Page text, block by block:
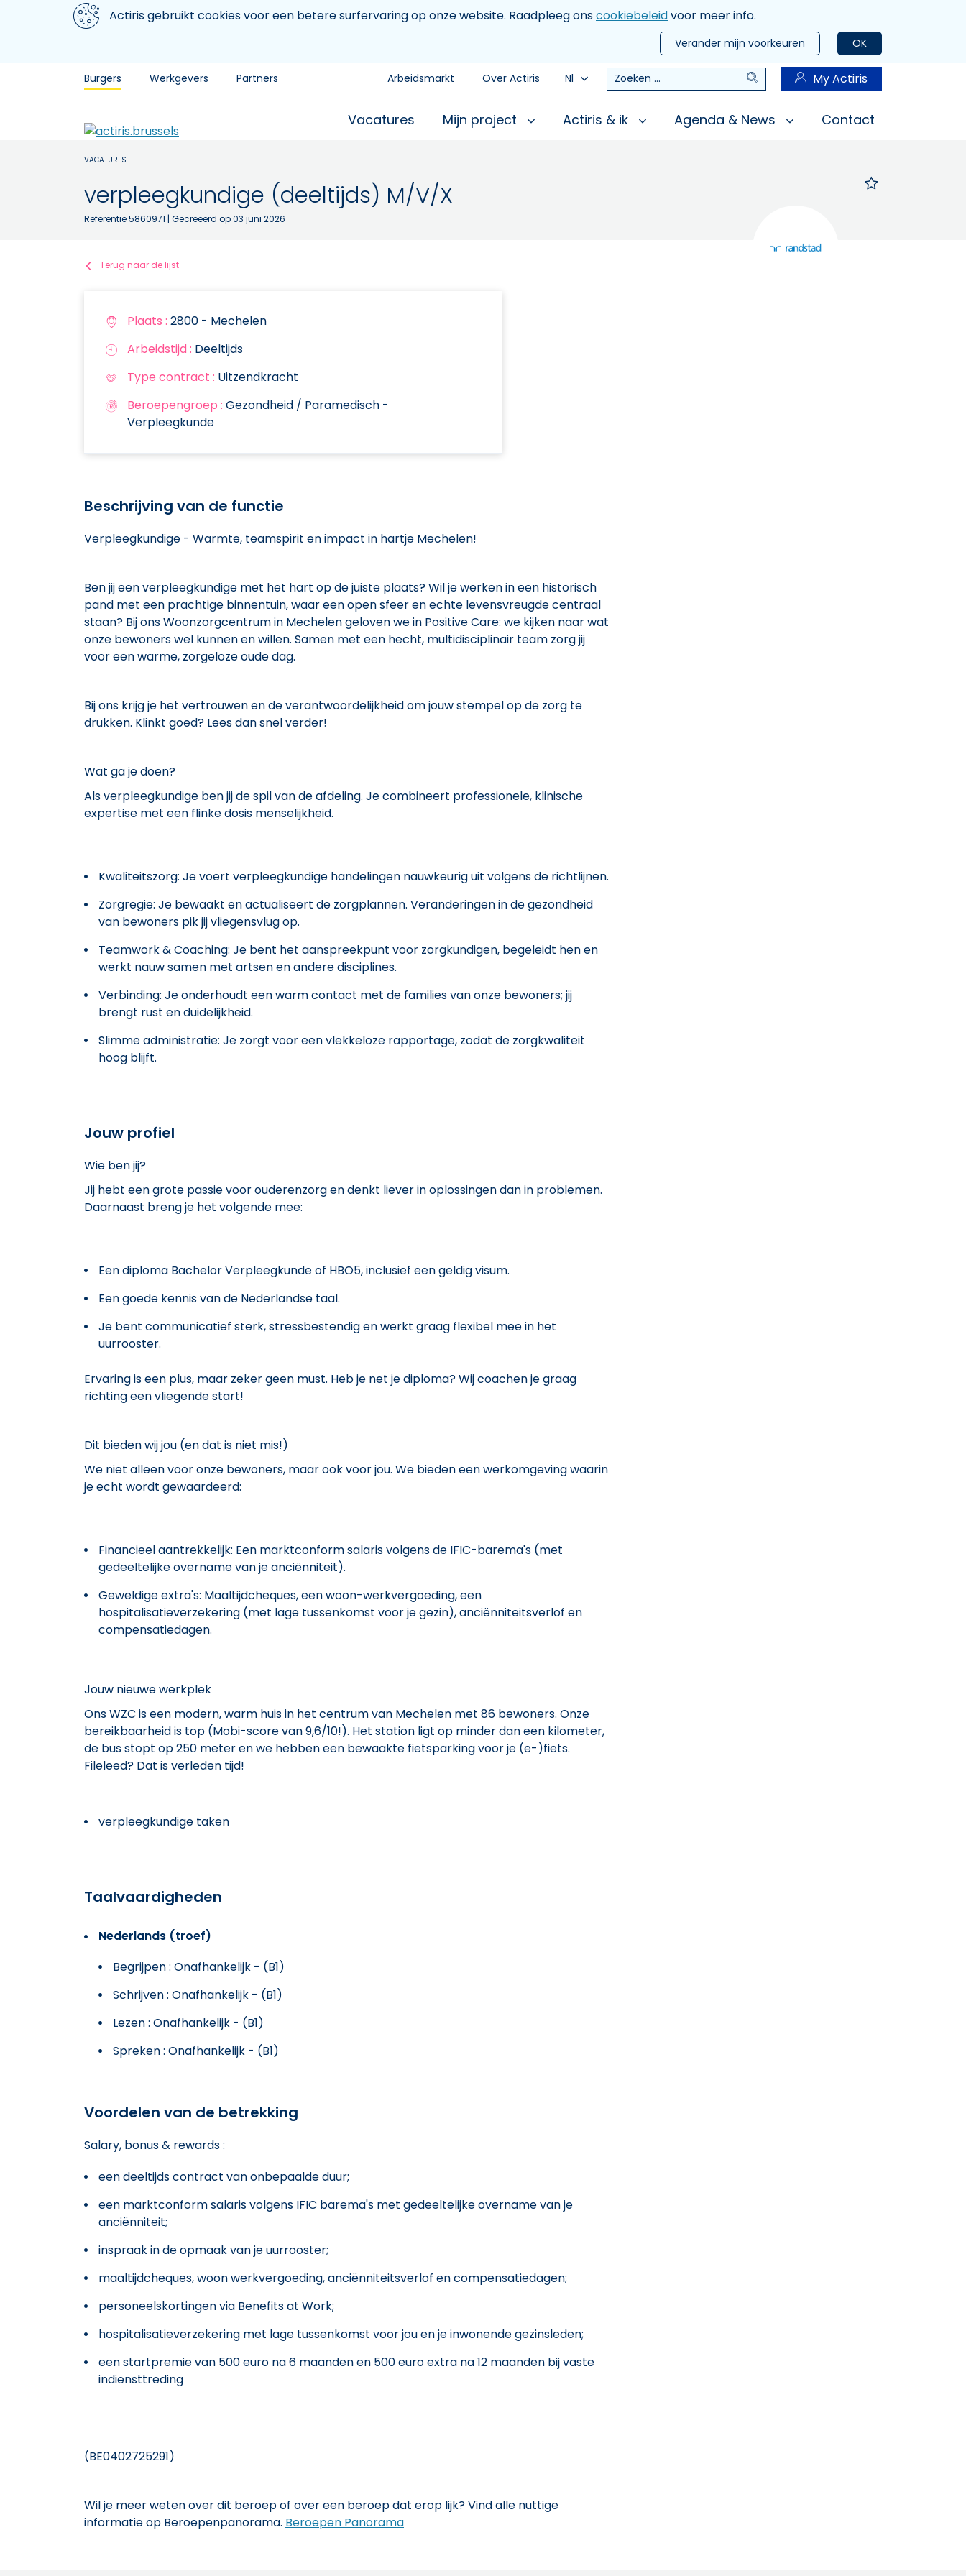
Aller au contenu principal
We gebruiken cookiesActiris gebruikt cookies voor een betere surfervaring op onze website. Raadpleeg onscookiebeleidvoor meer info.
OK
Verander mijn voorkeuren
Burgers Werkgevers Partners Arbeidsmarkt Over Actiris Nl Zoeken Zoeken My Actiris
Vacatures Mijn project Actiris & ik Agenda & News Contact
VACATURES
verpleegkundige (deeltijds) M/V/X
Referentie 5860971 | Gecreëerd op 03 juni 2026
Terug naar de lijst
Plaats : 2800 - Mechelen
Arbeidstijd : Deeltijds
Type contract : Uitzendkracht
Beroepengroep : Gezondheid / Paramedisch -
Verpleegkunde
Beschrijving van de functie
Verpleegkundige - Warmte, teamspirit en impact in hartje Mechelen!
Ben jij een verpleegkundige met het hart op de juiste plaats? Wil je werken in een historisch
pand met een prachtige binnentuin, waar een open sfeer en echte levensvreugde centraal
staan? Bij ons Woonzorgcentrum in Mechelen geloven we in Positive Care: we kijken naar wat
onze bewoners wel kunnen en willen. Samen met een hecht, multidisciplinair team zorg jij
voor een warme, zorgeloze oude dag.
Bij ons krijg je het vertrouwen en de verantwoordelijkheid om jouw stempel op de zorg te
drukken. Klinkt goed? Lees dan snel verder!
Wat ga je doen?
Als verpleegkundige ben jij de spil van de afdeling. Je combineert professionele, klinische
expertise met een flinke dosis menselijkheid.
Kwaliteitszorg: Je voert verpleegkundige handelingen nauwkeurig uit volgens de richtlijnen.
Zorgregie: Je bewaakt en actualiseert de zorgplannen. Veranderingen in de gezondheid
van bewoners pik jij vliegensvlug op.
Teamwork & Coaching: Je bent het aanspreekpunt voor zorgkundigen, begeleidt hen en
werkt nauw samen met artsen en andere disciplines.
Verbinding: Je onderhoudt een warm contact met de families van onze bewoners; jij
brengt rust en duidelijkheid.
Slimme administratie: Je zorgt voor een vlekkeloze rapportage, zodat de zorgkwaliteit
hoog blijft.
Jouw profiel
Wie ben jij?
Jij hebt een grote passie voor ouderenzorg en denkt liever in oplossingen dan in problemen.
Daarnaast breng je het volgende mee:
Een diploma Bachelor Verpleegkunde of HBO5, inclusief een geldig visum.
Een goede kennis van de Nederlandse taal.
Je bent communicatief sterk, stressbestendig en werkt graag flexibel mee in het
uurrooster.
Ervaring is een plus, maar zeker geen must. Heb je net je diploma? Wij coachen je graag
richting een vliegende start!
Dit bieden wij jou (en dat is niet mis!)
We niet alleen voor onze bewoners, maar ook voor jou. We bieden een werkomgeving waarin
je echt wordt gewaardeerd:
Financieel aantrekkelijk: Een marktconform salaris volgens de IFIC-barema's (met
gedeeltelijke overname van je anciënniteit).
Geweldige extra's: Maaltijdcheques, een woon-werkvergoeding, een
hospitalisatieverzekering (met lage tussenkomst voor je gezin), anciënniteitsverlof en
compensatiedagen.
Jouw nieuwe werkplek
Ons WZC is een modern, warm huis in het centrum van Mechelen met 86 bewoners. Onze
bereikbaarheid is top (Mobi-score van 9,6/10!). Het station ligt op minder dan een kilometer,
de bus stopt op 250 meter en we hebben een bewaakte fietsparking voor je (e-)fiets.
Fileleed? Dat is verleden tijd!
verpleegkundige taken
Taalvaardigheden
Nederlands (troef)
Begrijpen : Onafhankelijk - (B1)
Schrijven : Onafhankelijk - (B1)
Lezen : Onafhankelijk - (B1)
Spreken : Onafhankelijk - (B1)
Voordelen van de betrekking
Salary, bonus & rewards :
een deeltijds contract van onbepaalde duur;
een marktconform salaris volgens IFIC barema's met gedeeltelijke overname van je
anciënniteit;
inspraak in de opmaak van je uurrooster;
maaltijdcheques, woon werkvergoeding, anciënniteitsverlof en compensatiedagen;
personeelskortingen via Benefits at Work;
hospitalisatieverzekering met lage tussenkomst voor jou en je inwonende gezinsleden;
een startpremie van 500 euro na 6 maanden en 500 euro extra na 12 maanden bij vaste
indiensttreding
(BE0402725291)
Wil je meer weten over dit beroep of over een beroep dat erop lijk? Vind alle nuttige
informatie op Beroepenpanorama. Beroepen Panorama